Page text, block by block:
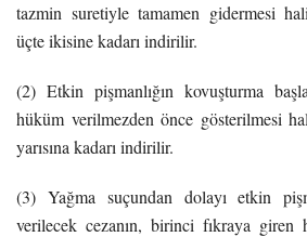
tazmin suretiyle tamamen gidermesi
üçte ikisine kadarı indirilir.
(2) Etkin pişmanlığın kovuşturma
hüküm verilmezden önce gösterilmesi
yarısına kadarı indirilir.
(3) Yağma suçundan dolayı etkin
verilecek cezanın, birinci fıkraya giren